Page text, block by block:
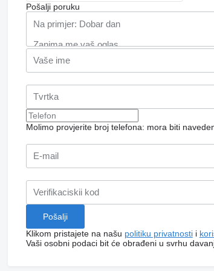
Pošalji poruku
Molimo provjerite broj telefona: mora biti
Klikom pristajete na našu politiku privatnostii
Vaši osobni podaci bit će obrađeni u svrhu